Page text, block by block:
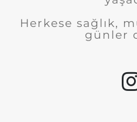
Herkese sağlık,
günler